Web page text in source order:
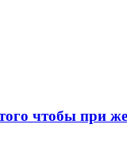
чтобы при